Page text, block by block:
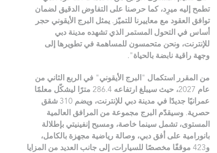
تطمح إليه ميرِد، كما حرصنا على التفاوض الدقيق لضمان
توافق العقود مع معاييرنا للتميّز. يمثل البرج الأيقوني حجر
أساس في التحول المستمر الذي تشهده مدينة دبي
للإنترنت، ونحن متحمسون للمساهمة في تطويرها إلى
وجهة راقية نابضة بالحياة".
من المقرر استكمال "البرج الأيقوني" في الربع الثاني من
عام 2027، حيث سيبلغ ارتفاعه 286.4 مترًا ليشكّل معلمًا
عمرانيًا جديدًا في مدينة دبي للإنترنت، ويضم 310 شقق
حصرية. وسيقدّم البرج مجموعة من المرافق العالمية
المستوى، تشمل سينما خاصة، ومسبح إنفينيتي بإطلالة
بانورامية على أفق دبي، وصالة رياضية مجهزة بالكامل،
و423 موقفًا مخصصًا للسيارات، إلى جانب العديد من المزايا